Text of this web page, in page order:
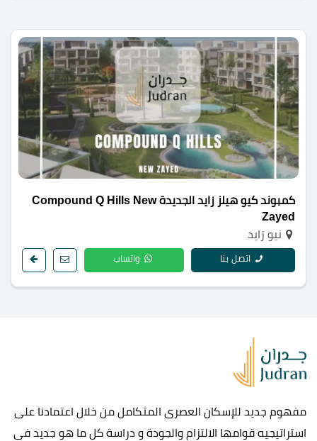
كمبوند كيو هيلز زايد الجديدة Compound Q Hills New
Zayed
نيو زايد
اتصل بنا واتساب
مفهوم جديد للإسكان العصرى المتكامل من خلال اعتمادنا على
استراتيجيه قوامها الالتزام والجودة و دراسة كل ما هو جديد في